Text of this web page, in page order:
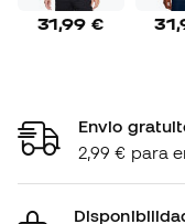
31,99 €
Envio
2,99 € para